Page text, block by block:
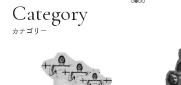
Category
カテゴリー